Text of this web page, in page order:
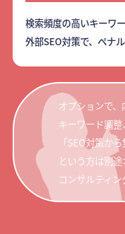
検索頻度の高いキーワ
外部SEO対策で、ペナ
オプションで
キーワード調整
「SEO対策か
という方は別途
コンサルティン